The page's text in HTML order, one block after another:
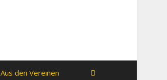
Aus den Vereinen